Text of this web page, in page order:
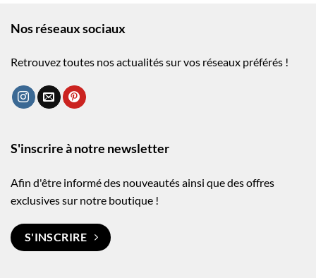
Nos réseaux sociaux
Retrouvez toutes nos actualités sur vos réseaux préférés !
S'inscrire à notre newsletter
Afin d'être informé des nouveautés ainsi que des offres
exclusives sur notre boutique !
S'INSCRIRE